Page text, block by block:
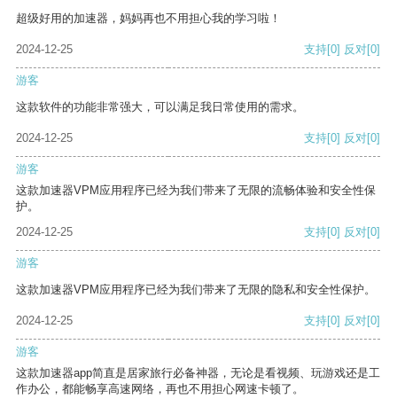
超级好用的加速器，妈妈再也不用担心我的学习啦！
2024-12-25 支持[0] 反对[0]
游客
这款软件的功能非常强大，可以满足我日常使用的需求。
2024-12-25 支持[0] 反对[0]
游客
这款加速器VPM应用程序已经为我们带来了无限的流畅体验和安全性保
护。
2024-12-25
支持[0] 反对[0]
游客
这款加速器VPM应用程序已经为我们带来了无限的隐私和安全性保护。
2024-12-25 支持[0] 反对[0]
游客
这款加速器app简直是居家旅行必备神器，无论是看视频、玩游戏还是工
作办公，都能畅享高速网络，再也不用担心网速卡顿了。